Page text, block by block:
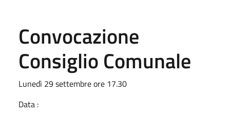
Convocazione
Consiglio Comunale
Lunedì 29 settembre ore 17.30
Data :